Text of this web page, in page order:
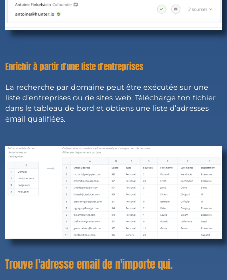
Enrichir à partir d'une liste d'entreprises
La recherche par domaine peut être exécutée sur une
liste d’entreprises ou de sites web. Télécharge ton fichier
dans le tableau de bord et obtiens une liste d’adresses
email qualifiées.
Trouve l'adresse email de n'importe qui.